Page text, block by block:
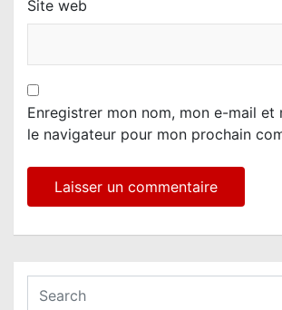
Site web
Enregistrer mon nom, mon e-mail et
le navigateur pour mon prochain